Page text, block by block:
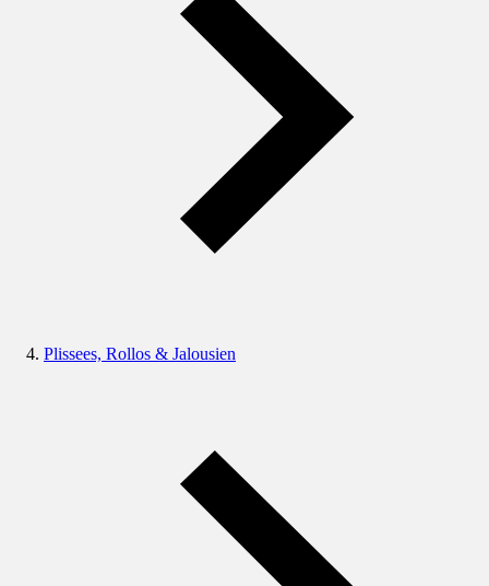
Plissees, Rollos & Jalousien